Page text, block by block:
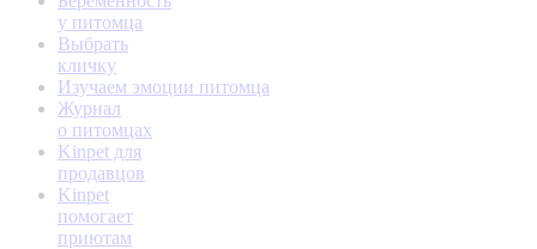
у питомца
Выбрать
кличку
Изучаем эмоции питомца
Журнал
о питомцах
Kinpet для
продавцов
Kinpet
помогает
приютам